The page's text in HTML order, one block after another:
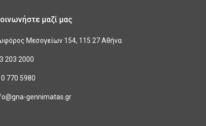
μαζί μας
Μεσογείων 154, 115 27 Αθήνα
203 2000
770 5980
gennimatas.gr